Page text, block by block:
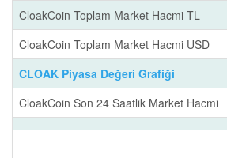
CloakCoin Toplam Market Hacmi TL
CloakCoin Toplam Market Hacmi USD
CLOAK Piyasa Değeri Grafiği
CloakCoin Son 24 Saatlik Market Hacmi